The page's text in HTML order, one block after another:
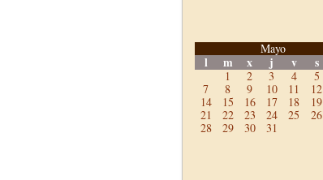
Mayo
l m x j v s
1 2 3 4 5
7
8 9 10 11 12
14
15 16 17 18 19
21
22 23 24 25 26
28
29 30 31